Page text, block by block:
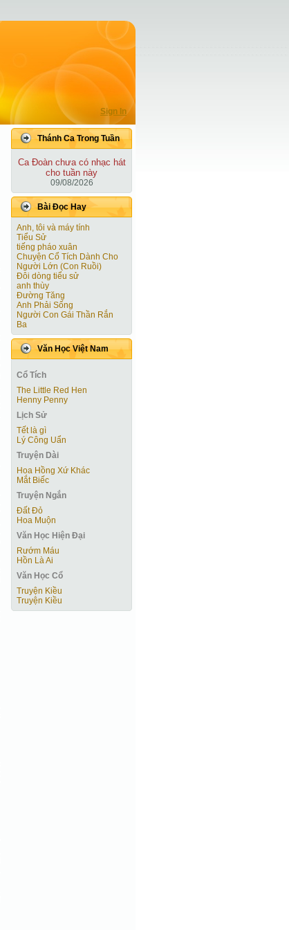
Sign In
Thánh Ca Trong Tuần
Ca Ðoàn chưa có nhạc hát
cho tuần này
09/08/2026
Bài Ðọc Hay
Anh, tôi và máy tính
Tiểu Sử
tiếng pháo xuân
Chuyện Cổ Tích Dành Cho
Người Lớn (Con Ruồi)
Đôi dòng tiểu sử
anh thùy
Đường Tăng
Anh Phải Sống
Người Con Gái Thần Rắn
Ba
Văn Học Việt Nam
Cổ Tích
The Little Red Hen
Henny Penny
Lịch Sử
Tết là gì
Lý Công Uẩn
Truyện Dài
Hoa Hồng Xứ Khác
Mắt Biếc
Truyện Ngắn
Đất Đỏ
Hoa Muộn
Văn Học Hiện Ðại
Rướm Máu
Hồn Là Ai
Văn Học Cổ
Truyện Kiều
Truyện Kiều